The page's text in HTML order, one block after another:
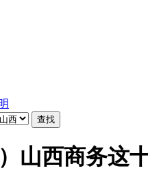
）山西商务这